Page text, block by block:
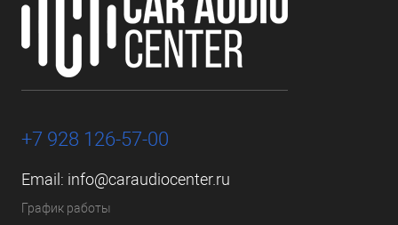
+7 928 126-57-00
Email: info@caraudiocenter.ru
График работы